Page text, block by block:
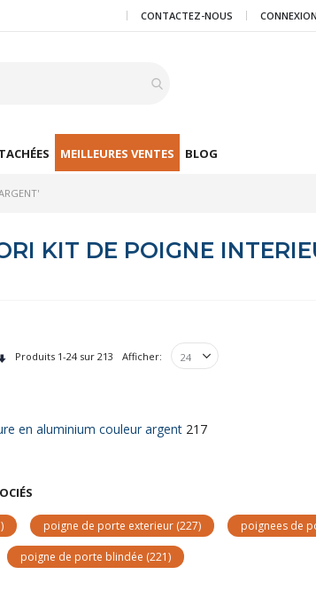
CONTACTEZ-NOUS CONNEXION
MEILLEURES VENTES BLOG
KIT DE POIGNE
ParProduits 1-24sur213 Afficher
en aluminium couleur argent 217
poigne de porte exterieur (227) poignees de
poigne de porte blindée (221)